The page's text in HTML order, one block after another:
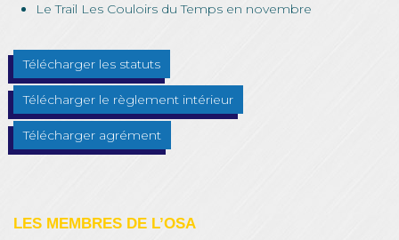
Le Trail Les Couloirs du Temps en novembre
Télécharger les statuts
Télécharger le règlement intérieur
Télécharger agrément
LES MEMBRES DE L’OSA